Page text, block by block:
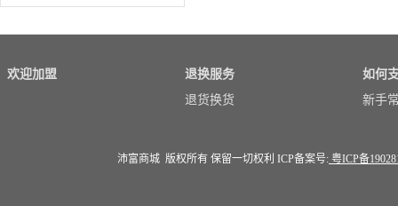
欢迎加盟
退换服务
退货换货
如何
新手
沛富商城 版权所有 保留一切权利 ICP备案号: 粤ICP备